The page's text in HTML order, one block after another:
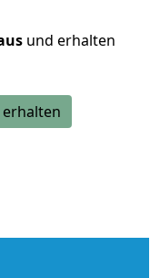
und erhalten